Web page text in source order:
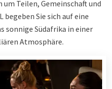
Teilen, Gemeinschaft und
begeben Sie sich auf eine
sonnige Südafrika in einer
Atmosphäre.